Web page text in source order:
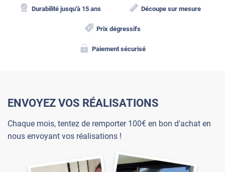
Durabilité jusqu'à 15 ans Découpe sur mesure
Prix dégressifs
Paiement sécurisé
ENVOYEZ VOS RÉALISATIONS
Chaque mois, tentez de remporter 100€ en bon d'achat en
nous envoyant vos réalisations !